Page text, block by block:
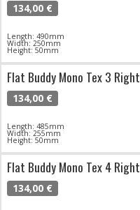
134,00 €
Length: 490mm
Width: 250mm
Height: 50mm
Flat Buddy Mono Tex 3 Right
134,00 €
Length: 485mm
Width: 255mm
Height: 50mm
Flat Buddy Mono Tex 4 Right
134,00 €